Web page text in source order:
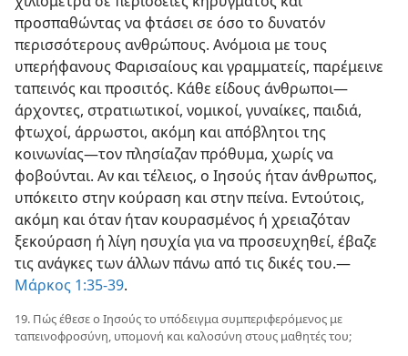
προσπαθώντας να φτάσει σε όσο το δυνατόν
περισσότερους ανθρώπους. Ανόμοια με τους
υπερήφανους Φαρισαίους και γραμματείς, παρέμεινε
ταπεινός και προσιτός. Κάθε είδους άνθρωποι​—
άρχοντες, στρατιωτικοί, νομικοί, γυναίκες, παιδιά,
φτωχοί, άρρωστοι, ακόμη και απόβλητοι της
κοινωνίας—τον πλησίαζαν πρόθυμα, χωρίς να
φοβούνται. Αν και τέλειος, ο Ιησούς ήταν άνθρωπος,
υπόκειτο στην κούραση και στην πείνα. Εντούτοις,
ακόμη και όταν ήταν κουρασμένος ή χρειαζόταν
ξεκούραση ή λίγη ησυχία για να προσευχηθεί, έβαζε
τις ανάγκες των άλλων πάνω από τις δικές του.​—
Μάρκος 1:35-39.
19. Πώς έθεσε ο Ιησούς το υπόδειγμα συμπεριφερόμενος με
ταπεινοφροσύνη, υπομονή και καλοσύνη στους μαθητές του;